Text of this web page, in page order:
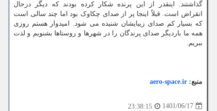
گذاشتند. اینقدر از این پرنده شکار کرده بودند که دیگر درحال
انقراض است. قبلاً اینجا پر از صدای چکاوک بود اما چند سالی است
که بسیار کم صدای زیبایشان شنیده می شود. امیدوار هستم روزی
همه ما باردیگر صدای پرندگان را در شهرها و روستاها بشنویم و لذت
ببریم.
منبع: aero-space.ir
1401/06/17
23:38:15